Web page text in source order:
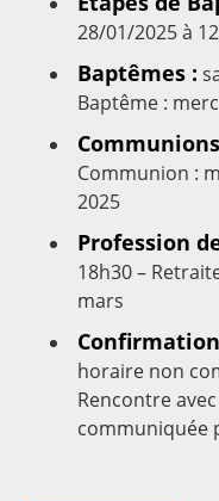
28/01/2025 à
Baptêmes :
Baptême :
Communion :
2025
Profession
18h30 –
mars
horaire non
Rencontre
communiquée